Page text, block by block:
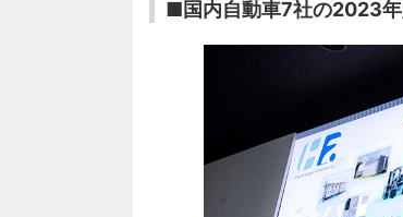
■国内自動車7社の2023